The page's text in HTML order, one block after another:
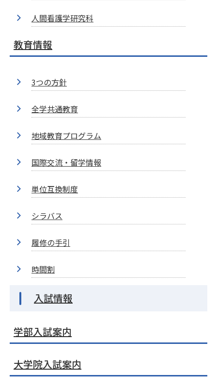
人間看護学研究科
教育情報
3つの方針
全学共通教育
地域教育プログラム
国際交流・留学情報
単位互換制度
シラバス
履修の手引
時間割
入試情報
学部入試案内
大学院入試案内